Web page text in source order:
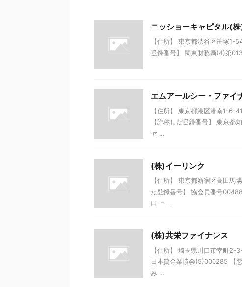
ニッショーキャピタル(株
【住所】 東京都渋谷区笹塚
登録番号】 関東財務局(4)第
エムアールシー・ファイ
【住所】 東京都港区港南1-6-
【詐称した登録番号】 東京都
ヤ ...
(株)イーリンク
【住所】 東京都新宿区高田
た登録番号】 協会員番号
口 ＝ ...
(株)共栄ファイナンス
【住所】 埼玉県川口市幸町2-
日本貸金業協会(5)000285 【
み ...